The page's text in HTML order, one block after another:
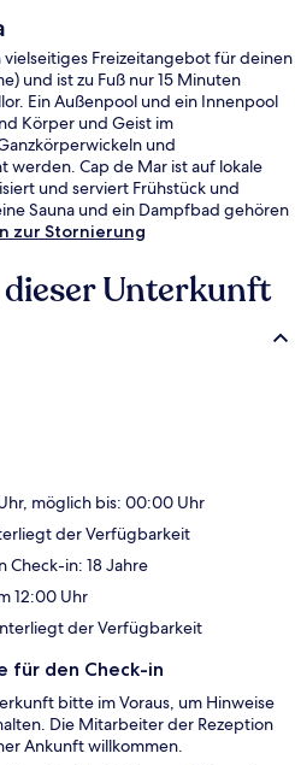
Freizeitangebot für deinen
und ist zu Fuß nur 15 Minuten
Ein Außenpool und ein Innenpool
Körper und Geist im
und
Cap de Mar ist auf lokale
und serviert Frühstück und
Sauna und ein Dampfbad gehören
zur Stornierung
Unterkunft
möglich bis: 00:00 Uhr
der Verfügbarkeit
Check-in: 18 Jahre
12:00 Uhr
der Verfügbarkeit
für den Check-in
bitte im Voraus, um Hinweise
Die Mitarbeiter der Rezeption
Ankunft willkommen.